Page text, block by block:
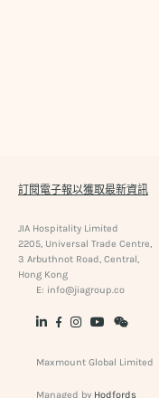
訂閱電子報以獲取最新資訊
JIA Hospitality Limited
2205, Universal Trade Centre,
3 Arbuthnot Road, Central,
Hong Kong
E: info@jiagroup.co
Maxmount Global Limited
Managed by Hodfords